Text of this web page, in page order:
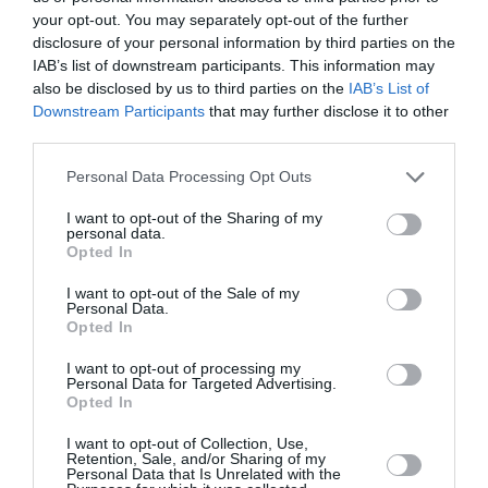
your opt-out. You may separately opt-out of the further
disclosure of your personal information by third parties on the
IAB’s list of downstream participants. This information may
also be disclosed by us to third parties on the IAB’s List of
Downstream Participants that may further disclose it to other
Personal Data Processing Opt Outs
I want to opt-out of the Sharing of my
personal data.
Opted In
I want to opt-out of the Sale of my
Personal Data.
Opted In
I want to opt-out of processing my
Personal Data for Targeted Advertising.
Opted In
I want to opt-out of Collection, Use,
Retention, Sale, and/or Sharing of my
Personal Data that Is Unrelated with the
21:00
Τοποθεσία:
Αρχαίο Θέατρο Επιδαύρου, Αρχαιολογικός χώρος του
Αρχαίο Θέατρο Επιδαύρου
Eισιτήρια:
Πληροφορίες / Κρατήσεις:
Ακολουθήστε το Culturenow.gr στο
μάθετε πρώτοι όλες τις ειδήσεις